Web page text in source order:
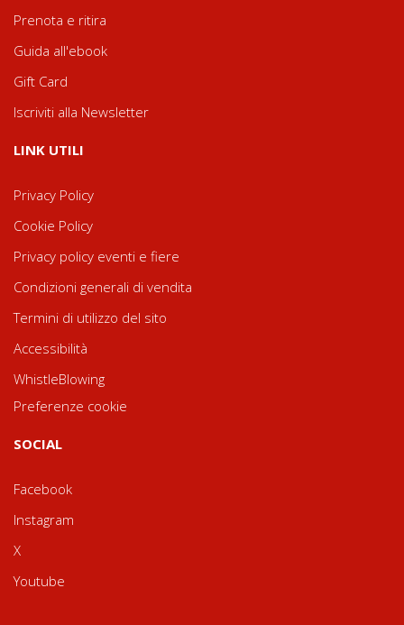
Prenota e ritira
Guida all'ebook
Gift Card
Iscriviti alla Newsletter
LINK UTILI
Privacy Policy
Cookie Policy
Privacy policy eventi e fiere
Condizioni generali di vendita
Termini di utilizzo del sito
Accessibilità
WhistleBlowing
Preferenze cookie
SOCIAL
Facebook
Instagram
X
Youtube